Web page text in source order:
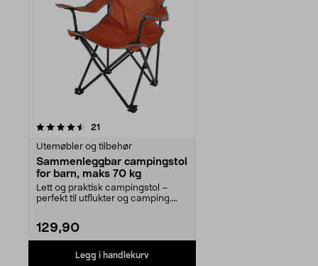
21
Utemøbler og tilbehør
Sammenleggbar campingstol
for barn, maks 70 kg
Lett og praktisk campingstol –
perfekt til utflukter og camping.
129,90
Legg i handlekurv